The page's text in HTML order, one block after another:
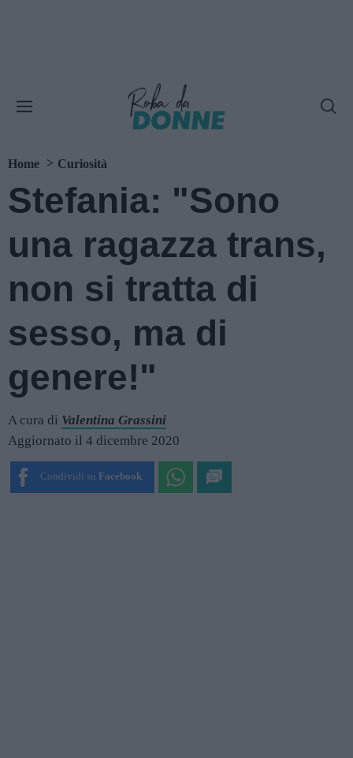
Home Curiosità
Stefania: "Sono
una ragazza trans,
non si tratta di
sesso, ma di
genere!"
A cura di Valentina Grassini
Aggiornato il 4 dicembre 2020
Condividi su Facebook